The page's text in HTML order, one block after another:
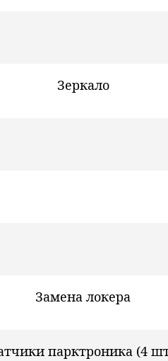
Зеркало
Замена локера
парктроника (4